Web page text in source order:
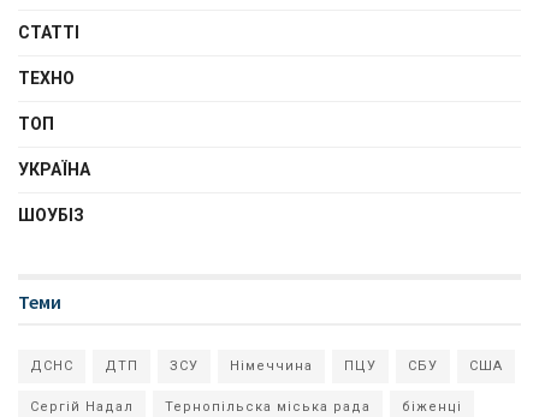
СТАТТІ
ТЕХНО
ТОП
УКРАЇНА
ШОУБІЗ
Теми
ДСНС ДТП ЗСУ Німеччина ПЦУ СБУ США
Сергій Надал Тернопільска міська рада біженці